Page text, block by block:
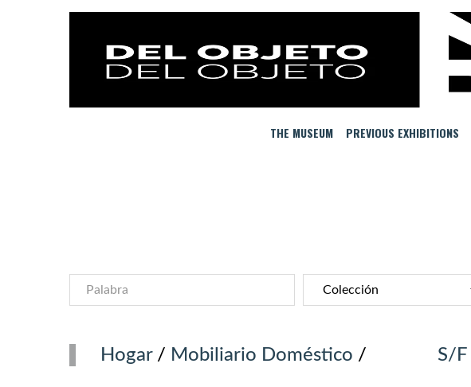
THE MUSEUM PREVIOUS EXHIBITIONS
Hogar/ Mobiliario Doméstico / S/F